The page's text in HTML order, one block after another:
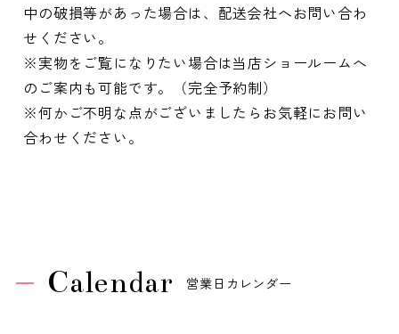
中の破損等があった場合は、配送会社へお問い合わ
せください。
※実物をご覧になりたい場合は当店ショールームへ
のご案内も可能です。（完全予約制）
※何かご不明な点がございましたらお気軽にお問い
合わせください。
Calendar 営業日カレンダー